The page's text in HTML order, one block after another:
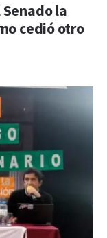
la
cedió otro